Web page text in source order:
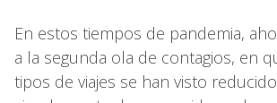
En estos tiempos de pandemia,
a la segunda ola de contagios, en
tipos de viajes se han visto